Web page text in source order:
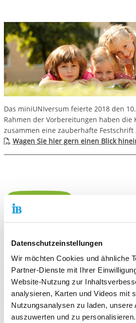
Datenschutzeinstellungen
Wir möchten Cookies und ähnliche
Partner-Dienste mit Ihrer
Website-Nutzung zur
analysieren, Karten und Videos mit
Nutzungsanalysen zu laden, unsere
auszuwerten und zu
Das miniUNIversum feierte 2018 den
Rahmen der Vorbereitungen haben die
zusammen eine zauberhafte Festschrift
Wagen Sie hier gern einen Blick
Die Grundlage unserer pädagogischen
Sächsische Bildungsplan. Darüber
Arbeit am Reggio-Ansatz, einem
Ansatz, der seinen Ursprung in der
Die Reggio-Pädagogik vertritt das Bild
welches seine Entwicklung selbst aktiv
eigenständig erforscht. Die
übernehmen die Rolle des Mitforschers